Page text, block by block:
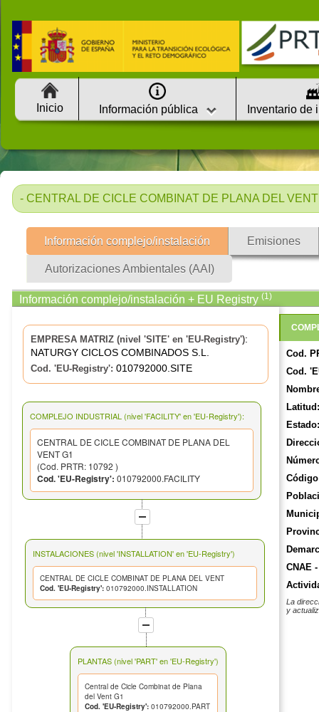
Inicio Información pública Inventario de
- CENTRAL DE CICLE COMBINAT DE PLANA DEL
Información complejo/instalación Emisiones
Autorizaciones Ambientales (AAI)
Información complejo/instalación + EU Registry (1)
EMPRESA MATRIZ (nivel 'SITE' en 'EU-Registry'):
NATURGY CICLOS COMBINADOS S.L.
Cod. 'EU-Registry': 010792000.SITE
COMPLEJO INDUSTRIAL (nivel 'FACILITY' en 'EU-Registry'):
CENTRAL DE CICLE COMBINAT DE PLANA DEL
VENT G1
(Cod. PRTR: 10792 )
Cod. 'EU-Registry': 010792000.FACILITY
INSTALACIONES (nivel 'INSTALLATION' en 'EU-Registry')
CENTRAL DE CICLE COMBINAT DE PLANA DEL VENT
Cod. 'EU-Registry': 010792000.INSTALLATION
PLANTAS (nivel 'PART' en 'EU-Registry')
Central de Cicle Combinat de Plana
del Vent G1
Cod. 'EU-Registry': 010792000.PART
Cod.
Cod.
Latitud:
Estado:
CNAE
La
y